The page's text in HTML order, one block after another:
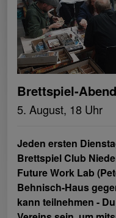
Brettspiel-
5. August, 18 Uhr
Jeden ersten
Brettspiel Club
Future Work Lab
Behnisch-Haus
kann teilnehmen -